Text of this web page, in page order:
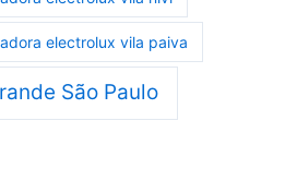
electrolux vila paiva
São Paulo